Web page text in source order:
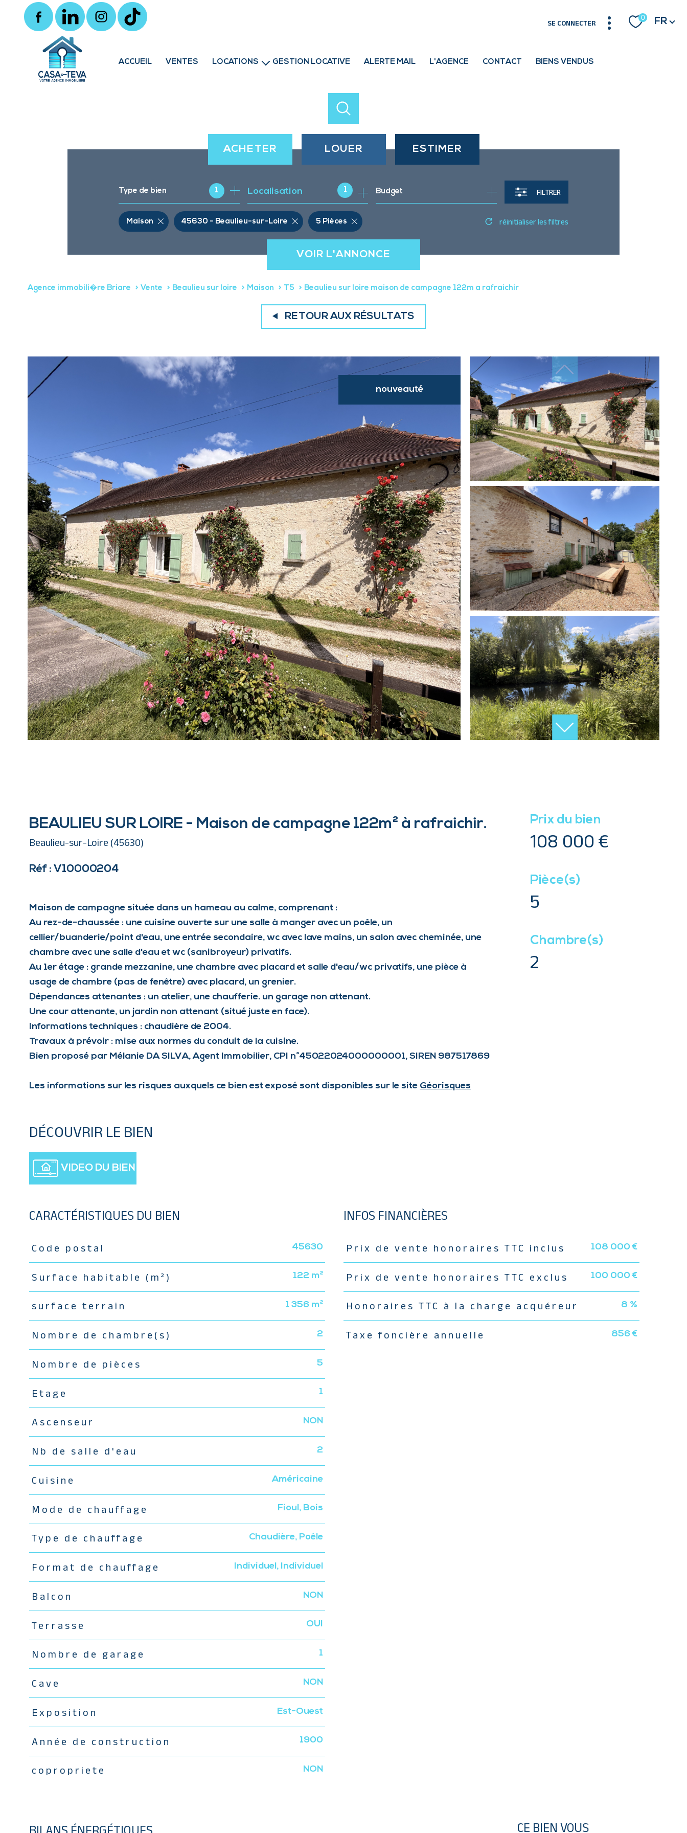
SE CONNECTER
0 Langue
FR
ACCUEIL VENTES LOCATIONS GESTION LOCATIVE ALERTE MAIL L'AGENCE CONTACT BIENS VENDUS
ACHETER
de l'ancien
de l'immo pro
LOUER
à l'année
ESTIMER
Type de bien 1 1
Localisation Budget FILTRER
VOIR L'ANNONCE
Maison 45630 - Beaulieu-sur-Loire 5 Pièces réinitialiser les filtres
Agence immobili�re Briare Vente Beaulieu sur loire Maison T5 Beaulieu sur loire maison de campagne 122m a rafraichir
RETOUR AUX RÉSULTATS
nouveauté
BEAULIEU SUR LOIRE - Maison de campagne 122m² à rafraichir.
Beaulieu-sur-Loire (45630)
Réf : V10000204
Maison de campagne située dans un hameau au calme, comprenant :
Au rez-de-chaussée : une cuisine ouverte sur une salle à manger avec un poêle, un
cellier/buanderie/point d'eau, une entrée secondaire, wc avec lave mains, un salon avec cheminée, une
chambre avec une salle d'eau et wc (sanibroyeur) privatifs.
Au 1er étage : grande mezzanine, une chambre avec placard et salle d'eau/wc privatifs, une pièce à
usage de chambre (pas de fenêtre) avec placard, un grenier.
Dépendances attenantes : un atelier, une chaufferie. un garage non attenant.
Une cour attenante, un jardin non attenant (situé juste en face).
Informations techniques : chaudière de 2004.
Travaux à prévoir : mise aux normes du conduit de la cuisine.
Bien proposé par Mélanie DA SILVA, Agent Immobilier, CPI n°45022024000000001, SIREN 987517869
Les informations sur les risques auxquels ce bien est exposé sont disponibles sur le site Géorisques
DÉCOUVRIR LE BIEN
VIDEO DU BIEN
Prix du bien
108 000 €
Pièce(s)
5
Chambre(s)
2
CARACTÉRISTIQUES DU BIEN
Caractéristiques
Code postal 45630
Surface habitable (m²) 122 m²
surface terrain 1 356 m²
Nombre de chambre(s) 2
Nombre de pièces 5
Etage 1
Ascenseur NON
Nb de salle d'eau 2
Cuisine Américaine
Mode de chauffage Fioul, Bois
Type de chauffage Chaudière, Poêle
Format de chauffage Individuel, Individuel
Balcon NON
Terrasse OUI
Nombre de garage 1
Cave NON
Exposition Est-Ouest
Année de construction 1900
copropriete NON
INFOS FINANCIÈRES
Caractéristiques Valeurs
Prix de vente honoraires TTC inclus 108 000 €
Prix de vente honoraires TTC exclus 100 000 €
Honoraires TTC à la charge acquéreur 8 %
Taxe foncière annuelle 856 €
BILANS ÉNERGÉTIQUES CE BIEN VOUS